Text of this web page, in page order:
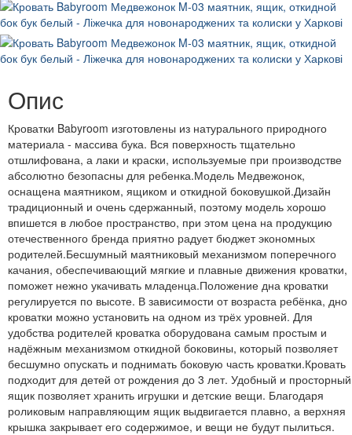
Опис
Кроватки Babyroom изготовлены из натурального природного
материала - массива бука. Вся поверхность тщательно
отшлифована, а лаки и краски, используемые при производстве
абсолютно безопасны для ребенка.Модель Медвежонок,
оснащена маятником, ящиком и откидной боковушкой.Дизайн
традиционный и очень сдержанный, поэтому модель хорошо
впишется в любое пространство, при этом цена на продукцию
отечественного бренда приятно радует бюджет экономных
родителей.Бесшумный маятниковый механизмом поперечного
качания, обеспечивающий мягкие и плавные движения кроватки,
поможет нежно укачивать младенца.Положение дна кроватки
регулируется по высоте. В зависимости от возраста ребёнка, дно
кроватки можно установить на одном из трёх уровней. Для
удобства родителей кроватка оборудована самым простым и
надёжным механизмом откидной боковины, который позволяет
бесшумно опускать и поднимать боковую часть кроватки.Кровать
подходит для детей от рождения до 3 лет. Удобный и просторный
ящик позволяет хранить игрушки и детские вещи. Благодаря
роликовым направляющим ящик выдвигается плавно, а верхняя
крышка закрывает его содержимое, и вещи не будут пылиться.